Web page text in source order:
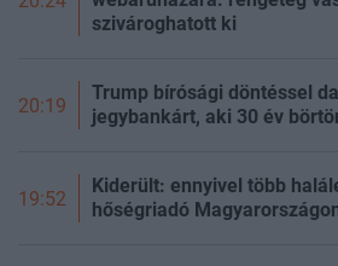
szivároghatott ki
20:19
Trump bírósági döntéssel
jegybankárt, aki 30 év
19:52
Kiderült: ennyivel több
hőségriadó